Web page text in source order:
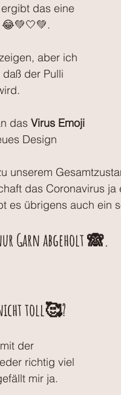
das eine
😂💚🤍💚.
aber ich
der Pulli
das Virus Emoji
Design
unserem
das Coronavirus
es übrigens auch ein
Garn abgeholt 🙈.
nicht toll🥰?
der
richtig viel
mir ja.